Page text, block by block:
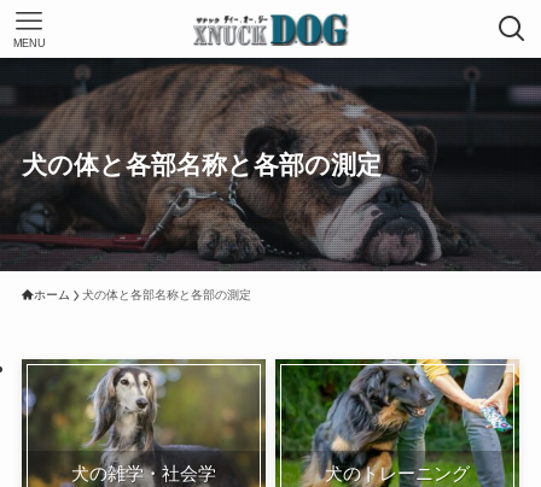
MENU
犬の体と各部名称と各部の測定
ホーム 犬の体と各部名称と各部の測定
犬の雑学・社会学 犬のトレーニング